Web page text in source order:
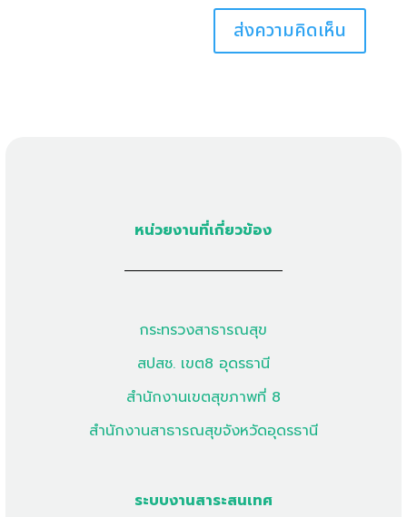
หน่วยงานที่เกี่ยวข้อง
กระทรวงสาธารณสุข
สปสช. เขต8 อุดรธานี
สำนักงานเขตสุขภาพที่ 8
สำนักงานสาธารณสุขจังหวัดอุดรธานี
ระบบงานสาระสนเทศ